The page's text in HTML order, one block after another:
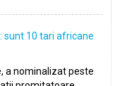
sunt 10 tari africane
a nominalizat peste